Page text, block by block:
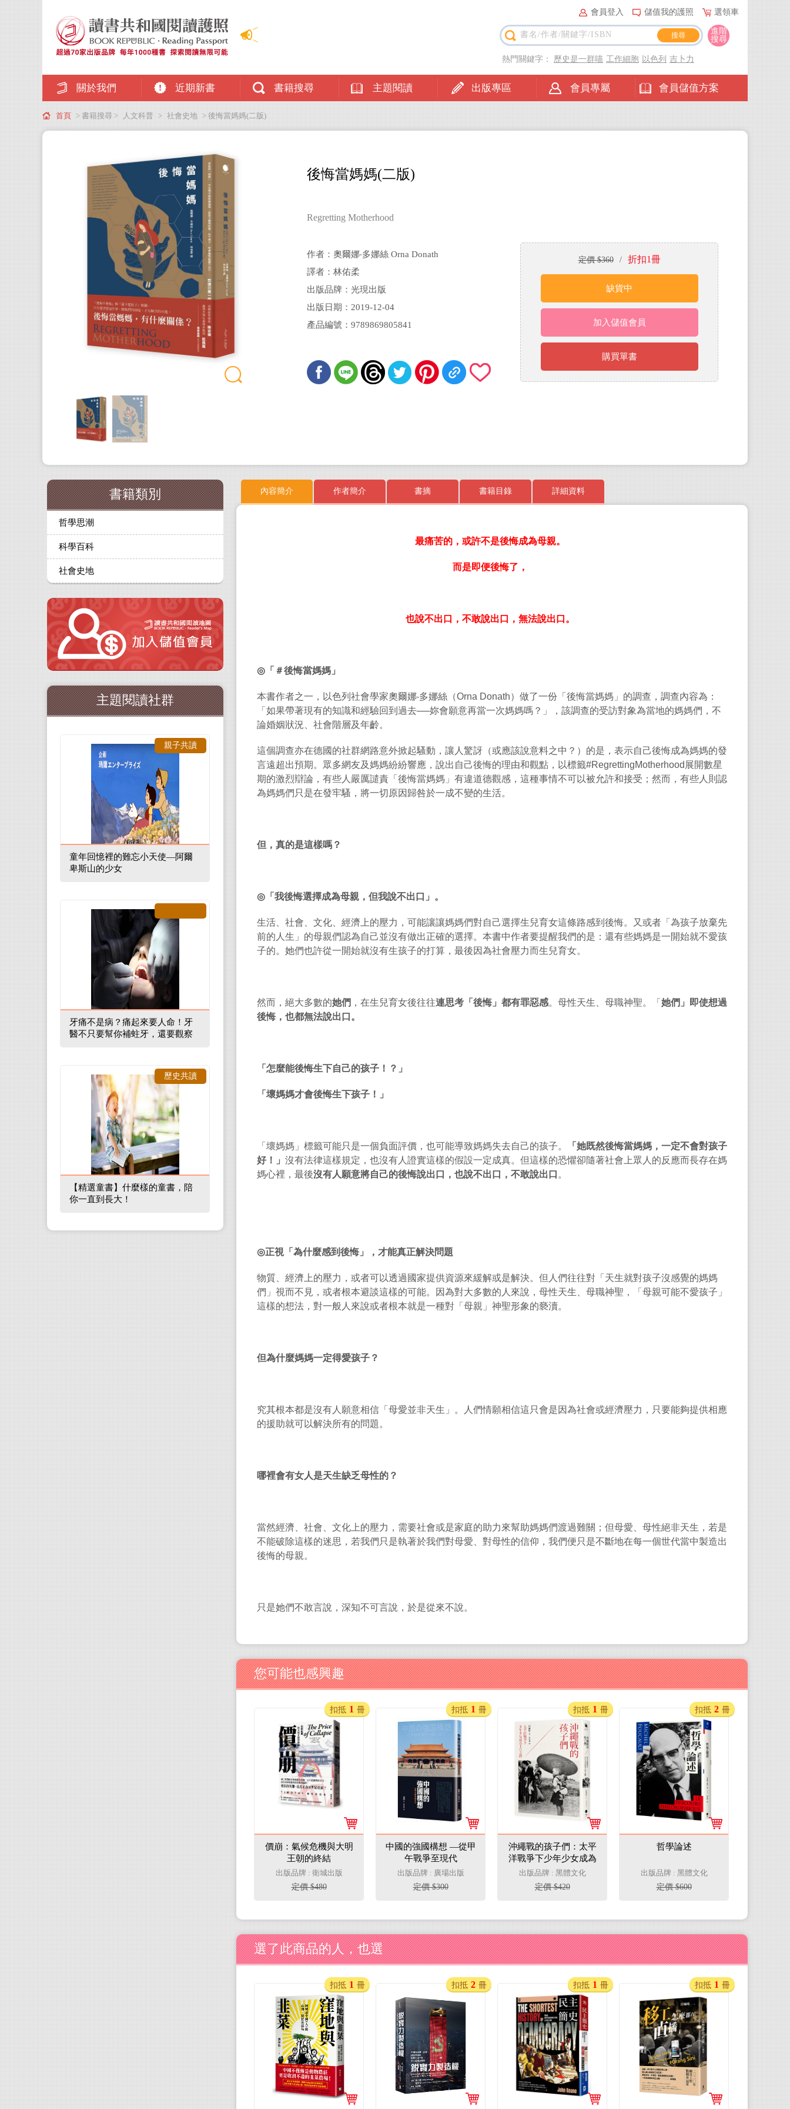
會員登入 儲值我的護照 選領車
關於我們 近期新書 書籍搜尋 主題閱讀 出版專區 會員專屬 會員儲值方案
進階
搜尋
熱門關鍵字： 歷史是一群喵 工作細胞 以色列 吉卜力
首頁 > 書籍搜尋 > 人文科普 > 社會史地 > 後悔當媽媽(二版)
後悔當媽媽(二版)
Regretting Motherhood
作者：奧爾娜‧多娜絲 Orna Donath
譯者：林佑柔
出版品牌：光現出版
出版日期：2019-12-04
產品編號：9789869805841
定價 $360 / 折扣1冊
缺貨中
加入儲值會員
購買單書
內容簡介 作者簡介 書摘 書籍目錄 詳細資料
最痛苦的，或許不是後悔成為母親。
而是即便後悔了，
也說不出口，不敢說出口，無法說出口。
◎ 「＃後悔當媽媽」
本書作者之一， 以色列社會學家奧爾娜‧多娜絲（Orna Donath）做了一份「後悔當媽媽」的調查，調查內容為：
「如果帶著現有的知識和經驗回到過去──妳會願意再當一次媽媽嗎？」，該調查的受訪對象為當地的媽媽們，不
論婚姻狀況、社會階層及年齡。
這個調查亦在德國的社群網路意外掀起騷動，讓人驚訝（或應該說意料之中？）的是，表示自己後悔成為媽媽的發
言遠超出預期。眾多網友及媽媽紛紛響應，說出自己後悔的理由和觀點，以標籤#RegrettingMotherhood 展開數星
期的激烈辯論，有些人嚴厲譴責「後悔當媽媽」有違道德觀感，這種事情不可以被允許和接受；然而，有些人則認
為媽媽們只是在發牢騷，將一切原因歸咎於一成不變的生活。
但，真的是這樣嗎？
◎ 「我後悔選擇成為母親，但我說不出口」。
生活、社會、文化、經濟上的壓力，可能讓讓媽媽們對自己選擇生兒育女這條路感到後悔。又或者「為孩子放棄先
前的人生」的母親們認為自己並沒有做出正確的選擇。本書中作者要提醒我們的是：還有些媽媽是一開始就不愛孩
子的。她們也許從一開始就沒有生孩子的打算，最後因為社會壓力而生兒育女。
然而，絕大多數的她們 ，在生兒育女後往往連思考「後悔」都有罪惡感。母性天生、母職神聖。「 她們」即使想過
後悔，也都無法說出口。
「怎麼能後悔生下自己的孩子！？」
「壞媽媽才會後悔生下孩子！」
「壞媽媽」標籤可能只是一個負面評價，也可能導致媽媽失去自己的孩子。
「她既然後悔當媽媽，一定不會對孩子
好！」 沒有法律這樣規定，也沒有人證實這樣的假設一定成真。但這樣的恐懼卻隨著社會上眾人的反應而長存在媽
媽心裡，最後沒有人願意將自己的後悔說出口，也說不出口，不敢說出口 。
◎正視「為什麼感到後悔」，才能真正解決問題
物質、經濟上的壓力，或者可以透過國家提供資源來緩解或是解決。但人們往往對「天生就對孩子沒感覺的媽媽
們」視而不見，或者根本避談這樣的可能。因為對大多數的人來說，母性天生、母職神聖，「母親可能不愛孩子」
這樣的想法，對一般人來說或者根本就是一種對「母親」神聖形象的褻瀆。
但為什麼媽媽一定得愛孩子？
究其根本都是沒有人願意相信「母愛並非天生」。人們情願相信這只會是因為社會或經濟壓力，只要能夠提供相應
的援助就可以解決所有的問題。
哪裡會有女人是天生缺乏母性的？
當然經濟、社會、文化上的壓力，需要社會或是家庭的助力來幫助媽媽們渡過難關；但母愛、母性絕非天生，若是
不能破除這樣的迷思，若我們只是執著於我們對母愛、對母性的信仰，我們便只是不斷地在每一個世代當中製造出
後悔的母親。
只是她們不敢言說，深知不可言說，於是從來不說。
您可能也感興趣
價崩：氣候危機與大明
王朝的終結
出版品牌 : 衛城出版
定價 $480
扣抵 1 冊
中國的強國構想 —從甲
午戰爭至現代
出版品牌 : 廣場出版
定價 $300
扣抵 1 冊
沖繩戰的孩子們：太平
洋戰爭下少年少女成為
士兵之路
出版品牌 : 黑體文化
定價 $420
扣抵 1 冊
哲學論述
出版品牌 : 黑體文化
定價 $600
扣抵 2 冊
選了此商品的人，也選
扣抵 1 冊 扣抵 2 冊 扣抵 1 冊 扣抵 1 冊
書籍類別
哲學思潮
科學百科
社會史地
主題閱讀社群
童年回憶裡的難忘小天使—阿爾
卑斯山的少女
親子共讀
牙痛不是病？痛起來要人命！牙
醫不只要幫你補蛀牙，還要觀察
【精選童書】什麼樣的童書，陪
你一直到長大！
歷史共讀